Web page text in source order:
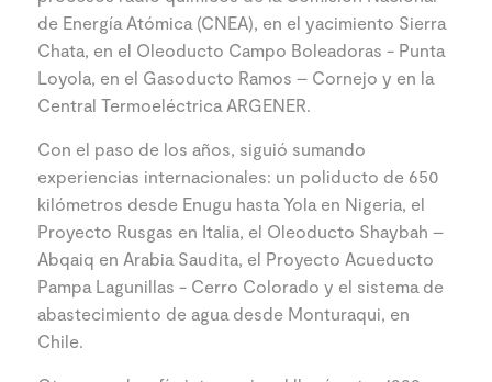
de Energía Atómica (CNEA), en el yacimiento Sierra
Chata, en el Oleoducto Campo Boleadoras - Punta
Loyola, en el Gasoducto Ramos – Cornejo y en la
Central Termoeléctrica ARGENER.
Con el paso de los años, siguió sumando
experiencias internacionales: un poliducto de 650
kilómetros desde Enugu hasta Yola en Nigeria, el
Proyecto Rusgas en Italia, el Oleoducto Shaybah –
Abqaiq en Arabia Saudita, el Proyecto Acueducto
Pampa Lagunillas - Cerro Colorado y el sistema de
abastecimiento de agua desde Monturaqui, en
Chile.